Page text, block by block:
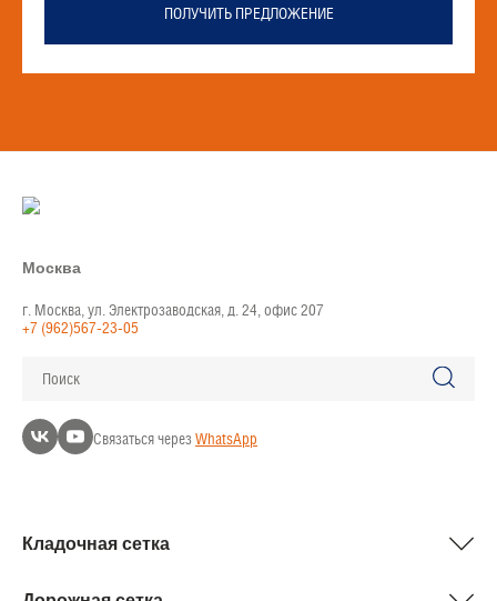
ПОЛУЧИТЬ ПРЕДЛОЖЕНИЕ
Москва
г. Москва, ул. Электрозаводская, д. 24, офис 207
+7 (962)567-23-05
Поиск
Связаться черезWhatsApp
Кладочная сетка